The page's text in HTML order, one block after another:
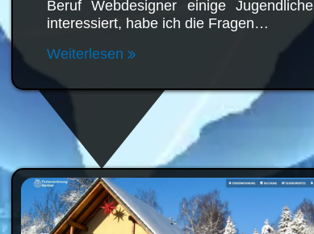
und da ich denke, dass der Beruf
Webdesigner einige Jugendliche
interessiert, habe ich die Fragen…
Weiterlesen